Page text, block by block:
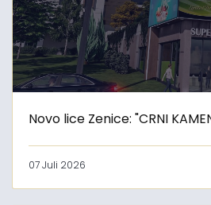
Novo lice Zenice: "CRNI
07 Juli 2026